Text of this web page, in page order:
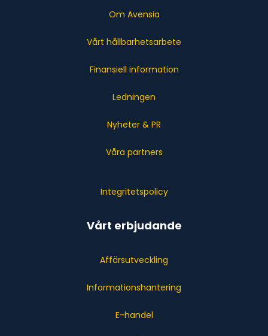
Om Avensia
Vårt hållbarhetsarbete
Finansiell information
Ledningen
Nyheter & PR
Våra partners
Integritetspolicy
Vårt erbjudande
Affärsutveckling
Informationshantering
E-handel